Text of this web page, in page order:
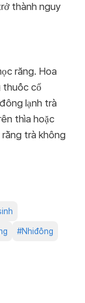
thành nguy
răng. Hoa
thuốc cổ
lạnh trà
thìa hoặc
trà không
#Nhiđồng